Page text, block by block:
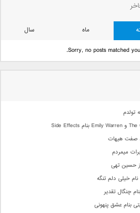
ماه
سال
Sorry, no posts matched
تولدم
صفت هیهات
میمردم
حسین تهی
چنگال تقدیر
بنام عشق پنهونی